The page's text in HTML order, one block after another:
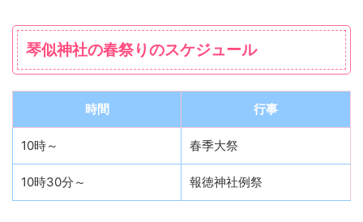
琴似神社の春祭りのスケジュール
時間 行事
10時～ 春季大祭
10時30分～ 報徳神社例祭